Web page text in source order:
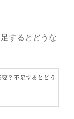
するとどうな